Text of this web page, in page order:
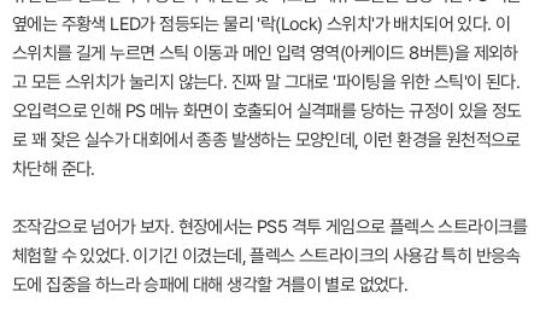
옆에는 주황색 LED가 점등되는 물리 '락(Lock) 스위치'가 배치되어 있다. 이
스위치를 길게 누르면 스틱 이동과 메인 입력 영역(아케이드 8버튼)을 제외하
고 모든 스위치가 눌리지 않는다. 진짜 말 그대로 '파이팅을 위한 스틱'이 된다.
오입력으로 인해 PS 메뉴 화면이 호출되어 실격패를 당하는 규정이 있을 정도
로 꽤 잦은 실수가 대회에서 종종 발생하는 모양인데, 이런 환경을 원천적으로
차단해 준다.
조작감으로 넘어가 보자. 현장에서는 PS5 격투 게임으로 플렉스 스트라이크를
체험할 수 있었다. 이기긴 이겼는데, 플렉스 스트라이크의 사용감 특히 반응속
도에 집중을 하느라 승패에 대해 생각할 겨를이 별로 없었다.